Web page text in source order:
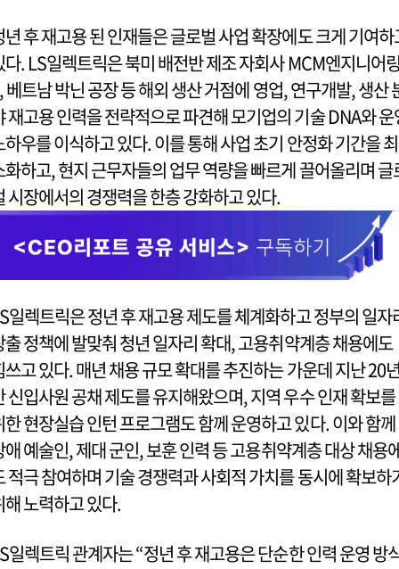
년 후 재고용 된 인재들은 글로벌 사업 확장에도 크게 기여하
다. LS일렉트릭은 북미 배전반 제조 자회사 MCM엔지니어링
베트남 박닌 공장 등 해외 생산 거점에 영업, 연구개발, 생산
재고용 인력을 전략적으로 파견해 모기업의 기술 DNA와 운
하우를 이식하고 있다. 이를 통해 사업 초기 안정화 기간을 최
화하고, 현지 근무자들의 업무 역량을 빠르게 끌어올리며 글
시장에서의 경쟁력을 한층 강화하고 있다.
일렉트릭은 정년 후 재고용 제도를 체계화하고 정부의 일자
출 정책에 발맞춰 청년 일자리 확대, 고용취약계층 채용에도
쓰고 있다. 매년 채용 규모 확대를 추진하는 가운데 지난 20년
신입사원 공채 제도를 유지해왔으며, 지역 우수 인재 확보를
한 현장실습 인턴 프로그램도 함께 운영하고 있다. 이와 함께
애 예술인, 제대 군인, 보훈 인력 등 고용취약계층 대상 채용
적극 참여하며 기술 경쟁력과 사회적 가치를 동시에 확보하
해 노력하고 있다.
일렉트릭 관계자는 “정년 후 재고용은 단순한 인력 운영 방